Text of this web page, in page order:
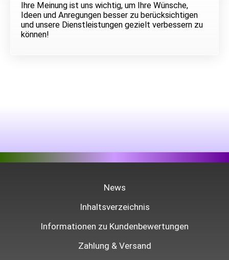
Ihre Meinung ist uns wichtig, um Ihre Wünsche,
Ideen und Anregungen besser zu berücksichtigen
und unsere Dienstleistungen gezielt verbessern zu
können!
News
Inhaltsverzeichnis
Informationen zu Kundenbewertungen
Zahlung & Versand